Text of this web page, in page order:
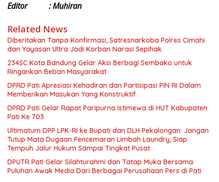
Editor : Muhiran
Related News
Diberitakan Tanpa Konfirmasi, Satresnarkoba Polres Cimahi
dan Yayasan Ultra Jadi Korban Narasi Sepihak
234SC Kota Bandung Gelar Aksi Berbagi Sembako untuk
Ringankan Beban Masyarakat
DPRD Pati Apresiasi Kehadiran dan Partisipasi PIN RI Dalam
Memberikan Masukan Yang Konstruktif
DPRD Pati Gelar Rapat Paripurna Istimewa di HUT Kabupaten
Pati Ke 703
Ultimatum DPP LPK-RI ke Bupati dan DLH Pekalongan: Jangan
Tutup Mata Dugaan Pencemaran Limbah Laundry, Siap
Tempuh Jalur Hukum Sampai Tingkat Pusat
DPUTR Pati Gelar Silahturahmi dan Tatap Muka Bersama
Puluhan Awak Media Dari Berbagai Perusahaan Pers di Pati